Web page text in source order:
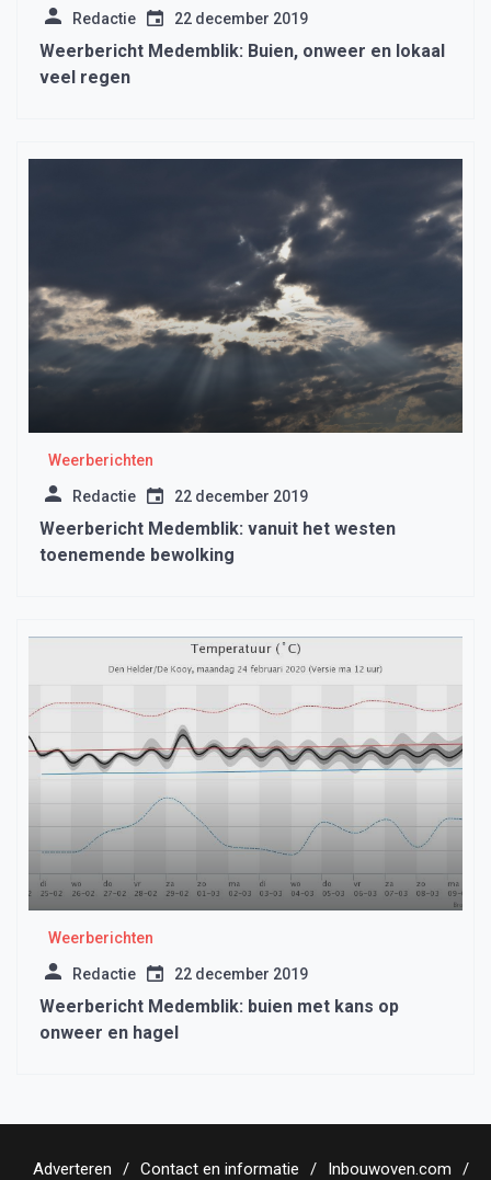
Redactie 22 december 2019
Weerbericht Medemblik: Buien, onweer en lokaal
veel regen
Weerberichten
Redactie 22 december 2019
Weerbericht Medemblik: vanuit het westen
toenemende bewolking
Weerberichten
Redactie 22 december 2019
Weerbericht Medemblik: buien met kans op
onweer en hagel
Adverteren Contact en informatie Inbouwoven.com